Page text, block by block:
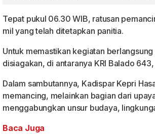
Tepat pukul 06.30 WIB, ratusan
mil yang telah ditetapkan panitia.
Untuk memastikan kegiatan
disiagakan, di antaranya KRI Balado
Dalam sambutannya, Kadispar Kepri
memancing, melainkan bagian dari
menggabungkan unsur budaya,
Baca Juga